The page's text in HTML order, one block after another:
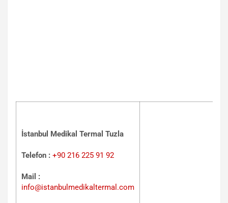
İstanbul Medikal Termal Tuzla
Telefon : +90 216 225 91 92
Mail :
info@istanbulmedikaltermal.com